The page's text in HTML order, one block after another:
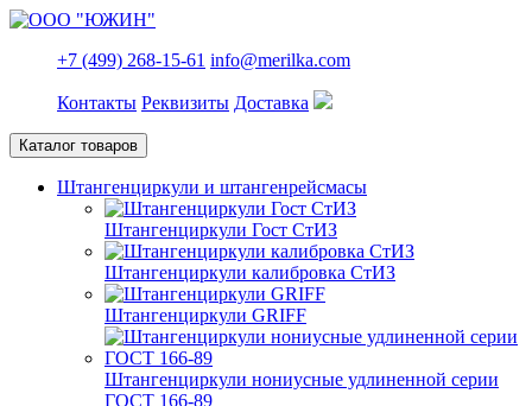
+7 (499) 268-15-61 info@merilka.com
Контакты Реквизиты Доставка
Каталог товаров
Штангенциркули и штангенрейсмасы
Штангенциркули Гост СтИЗ
Штангенциркули калибровка СтИЗ
Штангенциркули GRIFF
Штангенциркули нониусные удлиненной серии
ГОСТ 166-89